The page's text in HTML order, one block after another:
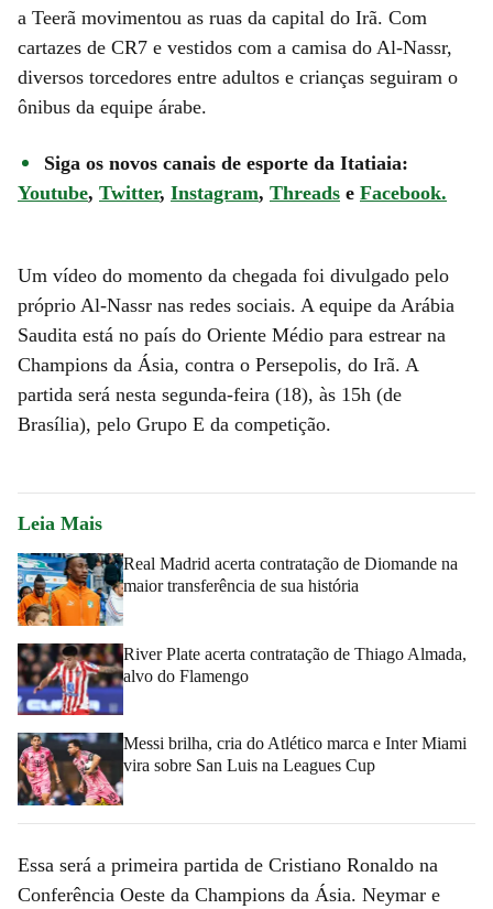
a Teerã movimentou as ruas da capital do Irã. Com
cartazes de CR7 e vestidos com a camisa do Al-Nassr,
diversos torcedores entre adultos e crianças seguiram o
ônibus da equipe árabe.
Siga os novos canais de esporte da Itatiaia:
Youtube, Twitter, Instagram, Threads e Facebook.
Um vídeo do momento da chegada foi divulgado pelo
próprio Al-Nassr nas redes sociais. A equipe da Arábia
Saudita está no país do Oriente Médio para estrear na
Champions da Ásia, contra o Persepolis, do Irã. A
partida será nesta segunda-feira (18), às 15h (de
Brasília), pelo Grupo E da competição.
Leia Mais
Real Madrid acerta contratação de Diomande na
maior transferência de sua história
River Plate acerta contratação de Thiago Almada,
alvo do Flamengo
Messi brilha, cria do Atlético marca e Inter Miami
vira sobre San Luis na Leagues Cup
Essa será a primeira partida de Cristiano Ronaldo na
Conferência Oeste da Champions da Ásia. Neymar e